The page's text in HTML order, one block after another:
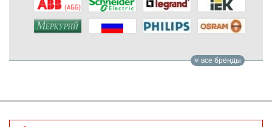
все бренды